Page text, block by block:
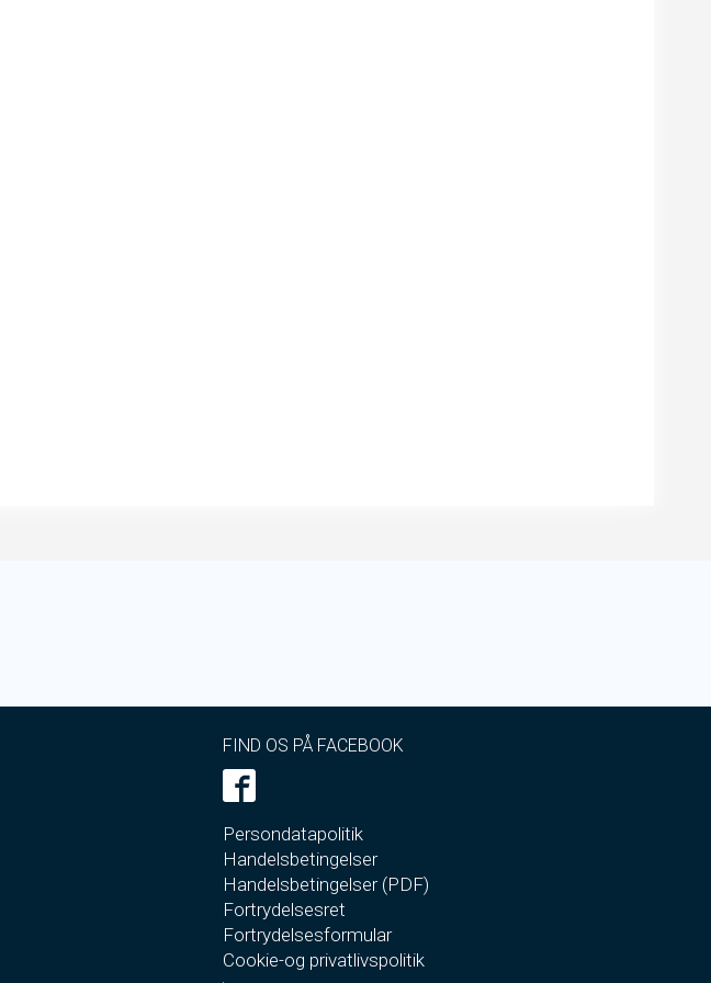
FIND OS PÅ FACEBOOK
Persondatapolitik
Handelsbetingelser
Handelsbetingelser (PDF)
Fortrydelsesret
Fortrydelsesformular
Cookie-og privatlivspolitik